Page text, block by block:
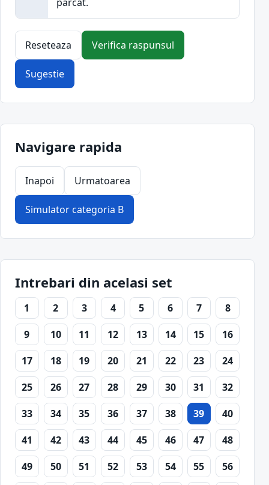
Reseteaza Verifica raspunsul
Sugestie
Navigare rapida
Inapoi Urmatoarea
Simulator categoria B
Intrebari din acelasi set
1 2 3 4 5 6 7
8
9
10 11 12 13 14 15
16
17
18 19 20 21 22 23
24
25
26 27 28 29 30 31
32
33
34 35 36 37 38 39
40
41
42 43 44 45 46 47
48
49
50 51 52 53 54 55
56